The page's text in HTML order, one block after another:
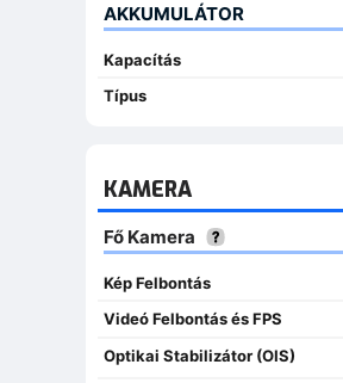
AKKUMULÁTOR
Kapacítás
Típus
KAMERA
Fő Kamera
Kép Felbontás
Videó Felbontás és FPS
Optikai Stabilizátor (OIS)